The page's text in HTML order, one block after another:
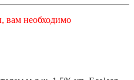
вам необходимо